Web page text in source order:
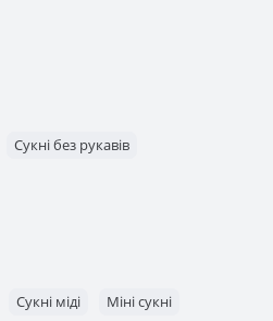
Сукні без рукавів
Сукні міді Міні сукні